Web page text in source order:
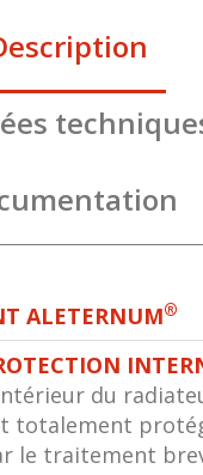
ALETERNUM®
du
totalement
le traitement